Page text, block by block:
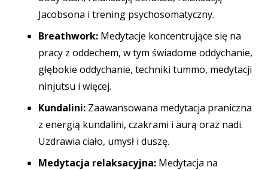
Jacobsona i trening psychosomatyczny.
Breathwork: Medytacje koncentrujące się na
pracy z oddechem, w tym świadome oddychanie,
głębokie oddychanie, techniki tummo, medytacji
ninjutsu i więcej.
Kundalini: Zaawansowana medytacja praniczna
z energią kundalini, czakrami i aurą oraz nadi.
Uzdrawia ciało, umysł i duszę.
Medytacja relaksacyjna: Medytacja na